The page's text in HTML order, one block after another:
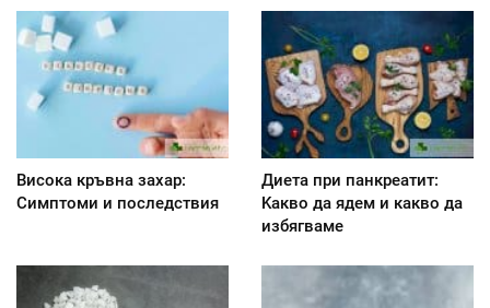
Висока кръвна захар:
Симптоми и последствия
Диета при панкреатит:
Kакво да ядем и какво да
избягваме